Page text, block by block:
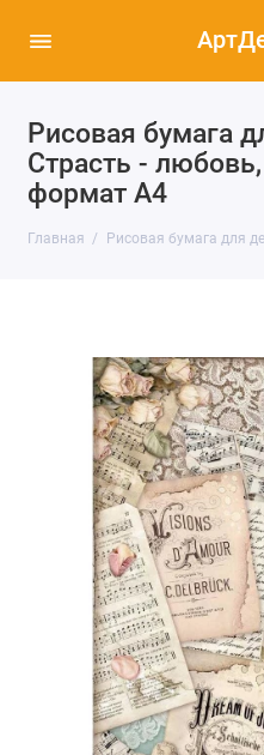
Рисовая бумага
Страсть -
формат А4
Главная Рисовая бумага для